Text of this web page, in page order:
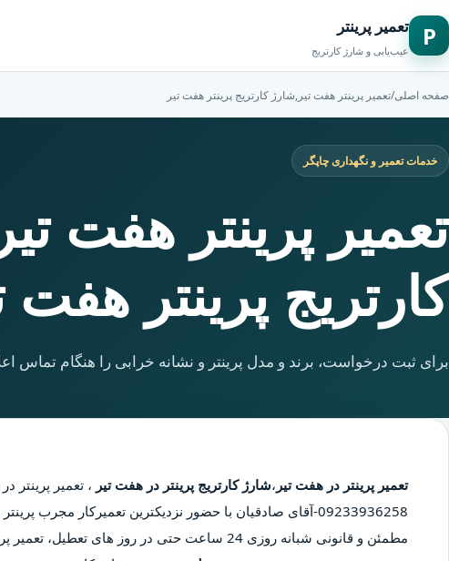
P تعمیر پرینتر
عیب‌یابی و شارژ کارتریج
صفحه اصلی/تعمیر پرینتر هفت تیر,شارژ کارتریج پرینتر هفت تیر
خدمات تعمیر و نگهداری چاپگر
تعمیر پرینتر هفت
کارتریج پرینتر هفت
برای ثبت درخواست، برند و مدل پرینتر و نشانه خرابی را هنگام تماس
تعمیر پرینتر در هفت تیر ،شارژ کارتریج پرینتر در هفت تیر ، تعمیر پرینتر
09233936258-آقای صادقیان با حضور نزدیکترین تعمیرکار
مطمئن و قانونی شبانه روزی 24 ساعت حتی در روز های تعطیل، تعمیر پرینتر در محدوده هفت تیر،